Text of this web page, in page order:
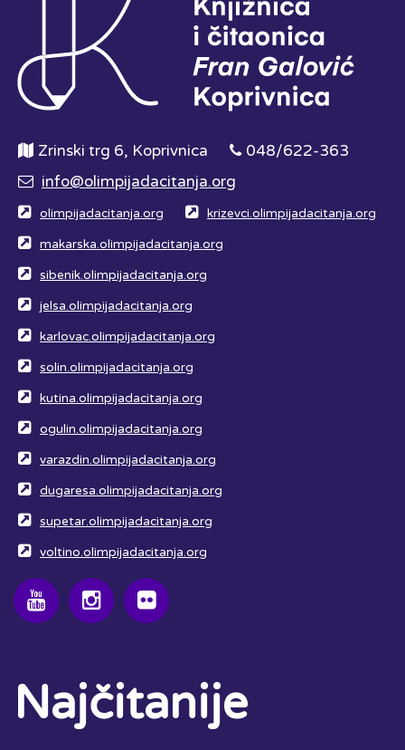
Zrinski trg 6, Koprivnica
048/622-363
info@olimpijadacitanja.org
olimpijadacitanja.org krizevci.olimpijadacitanja.org
makarska.olimpijadacitanja.org
sibenik.olimpijadacitanja.org
jelsa.olimpijadacitanja.org
karlovac.olimpijadacitanja.org
solin.olimpijadacitanja.org
kutina.olimpijadacitanja.org
ogulin.olimpijadacitanja.org
varazdin.olimpijadacitanja.org
dugaresa.olimpijadacitanja.org
supetar.olimpijadacitanja.org
voltino.olimpijadacitanja.org
Najčitanije